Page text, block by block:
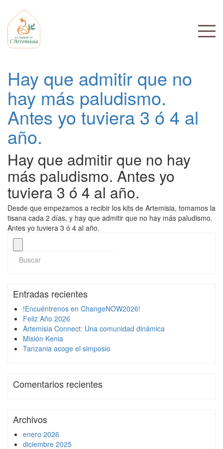
Hay que admitir que no
hay más paludismo.
Antes yo tuviera 3 ó 4 al
año.
Hay que admitir que no hay
más paludismo. Antes yo
tuviera 3 ó 4 al año.
Desde que empezamos a recibir los kits de Artemisia, tomamos la
tisana cada 2 días, y hay que admitir que no hay más paludismo.
Antes yo tuviera 3 ó 4 al año.
Entradas recientes
!Encuéntrenos en ChangeNOW2026!
Feliz Año 2026
Artemisia Connect: Una comunidad dinámica
Misión Kenia
Tanzania acoge el simposio
Comentarios recientes
Archivos
enero 2026
diciembre 2025